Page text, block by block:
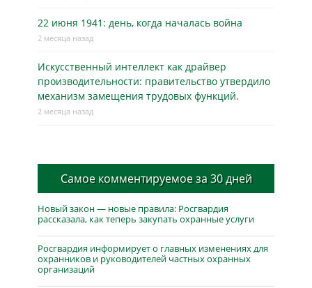
22 июня 1941: день, когда началась война
2 месяца назад
Искусственный интеллект как драйвер
производительности: правительство утвердило
механизм замещения трудовых функций.
2 месяца назад
Самое комментируемое за 30 дней
Новый закон — новые правила: Росгвардия
рассказала, как теперь закупать охранные услуги
Росгвардия информирует о главных изменениях для
охранников и руководителей частных охранных
организаций